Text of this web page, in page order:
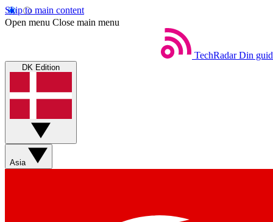
Skip to main content
Open menu Close main menu
TechRadar Din
DK Edition
Asia